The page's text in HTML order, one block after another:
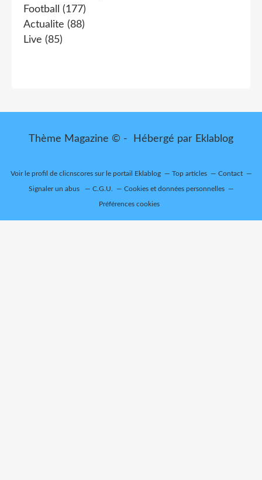
Football
(177)
Actualite (88)
Live (85)
Thème Magazine © - Hébergé par Eklablog
Voir le profil de clicnscoressur le portail Eklablog Top articles Contact
Signaler un abus C.G.U. Cookies et données personnelles
Préférences cookies